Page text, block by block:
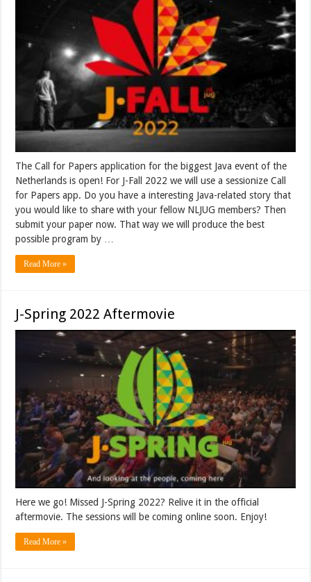
The Call for Papers application for the biggest Java event of the
Netherlands is open! For J-Fall 2022 we will use a sessionize Call
for Papers app. Do you have a interesting Java-related story that
you would like to share with your fellow NLJUG members? Then
submit your paper now. That way we will produce the best
possible program by …
Read More »
J-Spring 2022 Aftermovie
Here we go! Missed J-Spring 2022? Relive it in the official
aftermovie. The sessions will be coming online soon. Enjoy!
Read More »